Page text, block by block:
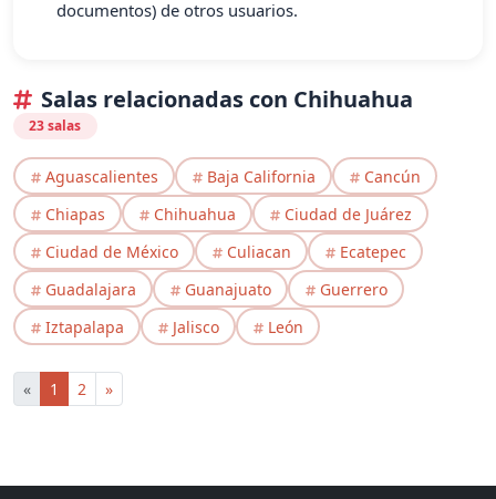
documentos) de otros usuarios.
Salas relacionadas con Chihuahua
23 salas
Aguascalientes Baja California
Cancún
Chiapas
Chihuahua
Ciudad de Juárez
Ciudad de México
Culiacan
Ecatepec
Guadalajara
Guanajuato
Guerrero
Iztapalapa
Jalisco León
« 1 2 »